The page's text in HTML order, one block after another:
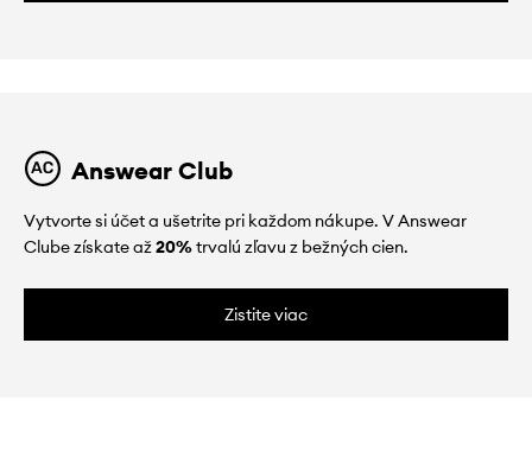
Answear Club
Vytvorte si účet a ušetrite pri každom nákupe. V Answear
Clube získate až20%trvalú zľavu z bežných cien.
Zistite viac